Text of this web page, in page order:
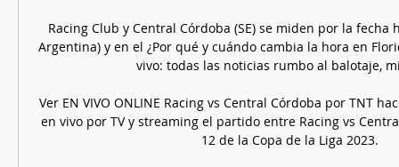
Racing Club y Central Córdoba (SE) se miden por la
Argentina) y en el ¿Por qué y cuándo cambia la hora en
vivo: todas las noticias rumbo al balotaje,
Ver EN VIVO ONLINE Racing vs Central Córdoba por TNT
en vivo por TV y streaming el partido entre Racing vs
12 de la Copa de la Liga 2023.